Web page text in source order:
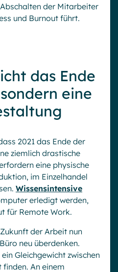
der Mitarbeiter
und Burnout führt.
das Ende
eine
2021 das Ende der
ziemlich drastische
eine physische
im Einzelhandel
Wissensintensive
erledigt werden,
für Remote Work.
der Arbeit nun
neu überdenken.
Gleichgewicht zwischen
finden. An einem